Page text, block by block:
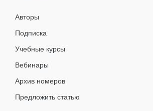
Авторы
Подписка
Учебные курсы
Вебинары
Архив номеров
Предложить статью